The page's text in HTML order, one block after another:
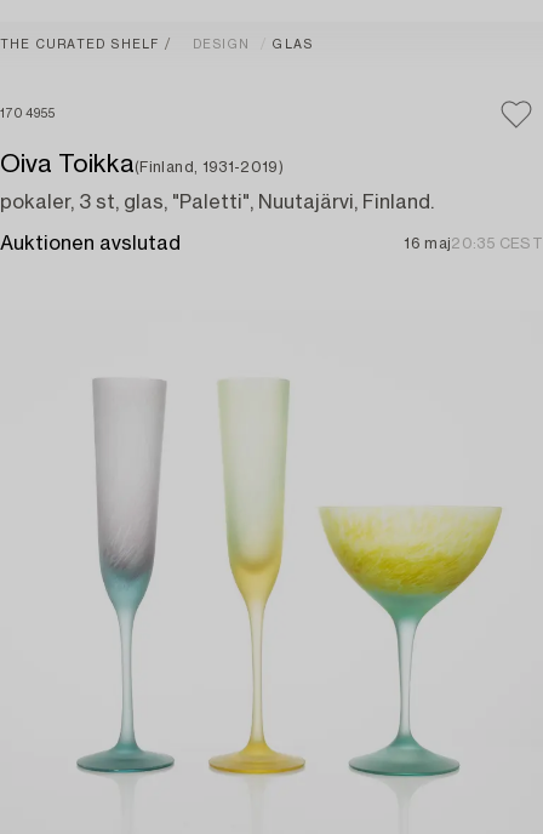
THE CURATED SHELF DESIGN GLAS
1704955
Oiva Toikka(Finland, 1931-2019)
pokaler, 3 st, glas, "Paletti", Nuutajärvi, Finland.
Auktionen avslutad 16 maj20:35 CEST